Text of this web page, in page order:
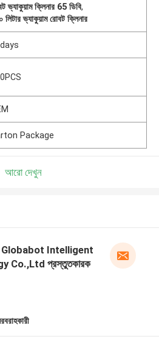
ভ্যাকুয়াম ক্লিনার 65 ডিবি,
লিটার ভ্যাকুয়াম রোবট ক্লিনার
Package
আরো দেখুন
Globabot Intelligent
Co.,Ltd প্রস্তুতকারক